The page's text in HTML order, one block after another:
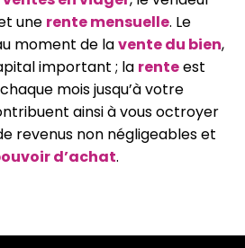
une rente mensuelle. Le
moment de lavente du bien,
important ; la renteest
mois jusqu’à votre
ainsi à vous octroyer
revenus non négligeables et
d’achat.